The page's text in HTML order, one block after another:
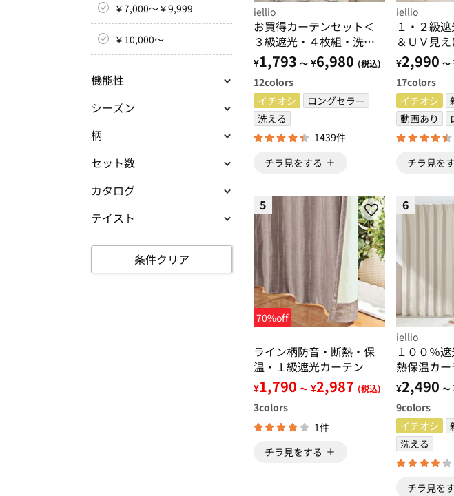
￥7,000～￥9,999
￥10,000～
機能性
シーズン
柄
セット数
カタログ
テイスト
条件クリア
iellio
お買得カーテンセット＜
３級遮光・４枚組・洗え
る・既製サイズ・無地＞
¥1,793 ～ ¥6,980 (税込)
12colors
イチオシ
ロングセラー
洗える
1439件
チラ見をする
iellio
１・２級
＆ＵＶ見
付カーテ
組・遮光
無地＞
¥2,990 ～
17colors
イチオシ
動画あり
チラ見を
5
70%off
ライン柄防音・断熱・保
温・１級遮光カーテン
¥1,790 ～ ¥2,987 (税込)
3colors
1件
チラ見をする
6
iellio
１００％
熱保温カ
組・１０
遮光）・
形状記憶加
コスパ＞
¥2,490 ～
9colors
イチオシ
洗える
チラ見を